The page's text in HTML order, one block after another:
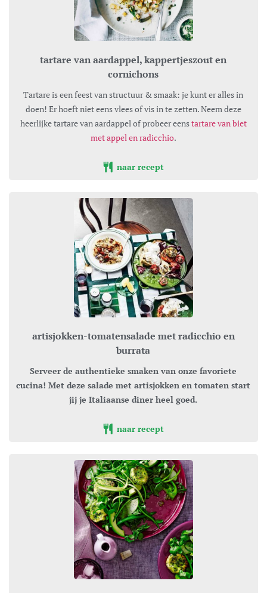
tartare van aardappel, kappertjeszout en
cornichons
Tartare is een feest van structuur & smaak: je kunt er alles in
doen! Er hoeft niet eens vlees of vis in te zetten. Neem deze
heerlijke tartare van aardappel of probeer eenstartare van biet
met appel en radicchio.
naar recept
artisjokken-tomatensalade met radicchio en
burrata
Serveer de authentieke smaken van onze favoriete
cucina! Met deze salade met artisjokken en tomaten start
jij je Italiaanse diner heel goed.
naar recept